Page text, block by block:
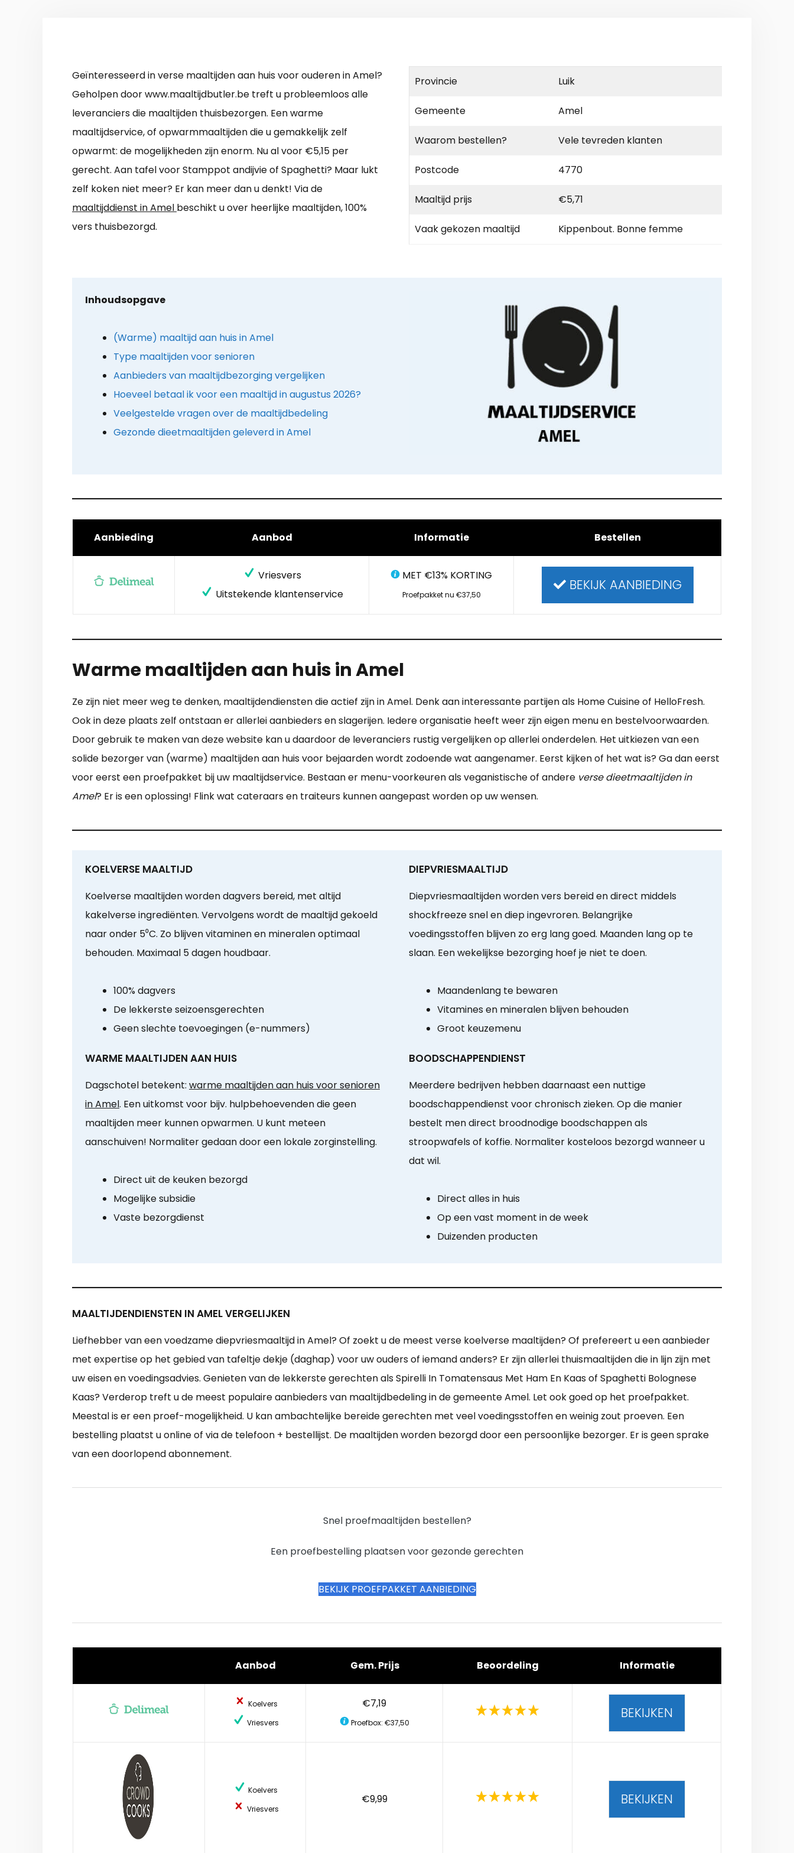
Geïnteresseerd in verse maaltijden aan huis voor ouderen in Amel?
Geholpen door www.maaltijdbutler.be treft u probleemloos alle
leveranciers die maaltijden thuisbezorgen. Een warme
maaltijdservice, of opwarmmaaltijden die u gemakkelijk zelf
opwarmt: de mogelijkheden zijn enorm. Nu al voor €5,15 per
gerecht. Aan tafel voor Stamppot andijvie of Spaghetti? Maar lukt
zelf koken niet meer? Er kan meer dan u denkt! Via de
maaltijddienst in Amel beschikt u over heerlijke maaltijden, 100%
vers thuisbezorgd.
Provincie Luik
Gemeente Amel
Waarom bestellen? Vele tevreden klanten
Postcode 4770
Maaltijd prijs €5,71
Vaak gekozen maaltijd Kippenbout. Bonne femme
Inhoudsopgave
(Warme) maaltijd aan huis in Amel
Type maaltijden voor senioren
Aanbieders van maaltijdbezorging vergelijken
Hoeveel betaal ik voor een maaltijd in augustus 2026?
Veelgestelde vragen over de maaltijdbedeling
Gezonde dieetmaaltijden geleverd in Amel
Aanbieding Aanbod Informatie Bestellen
Vriesvers
Uitstekende klantenservice
MET €13% KORTING
Proefpakket nu €37,50
BEKIJK AANBIEDING
Warme maaltijden aan huis in Amel
Ze zijn niet meer weg te denken, maaltijdendiensten die actief zijn in Amel. Denk aan interessante partijen als Home Cuisine of HelloFresh.
Ook in deze plaats zelf ontstaan er allerlei aanbieders en slagerijen. Iedere organisatie heeft weer zijn eigen menu en bestelvoorwaarden.
Door gebruik te maken van deze website kan u daardoor de leveranciers rustig vergelijken op allerlei onderdelen. Het uitkiezen van een
solide bezorger van (warme) maaltijden aan huis voor bejaarden wordt zodoende wat aangenamer. Eerst kijken of het wat is? Ga dan eerst
voor eerst een proefpakket bij uw maaltijdservice. Bestaan er menu-voorkeuren als veganistische of andere verse dieetmaaltijden in
Amel? Er is een oplossing! Flink wat cateraars en traiteurs kunnen aangepast worden op uw wensen.
KOELVERSE MAALTIJD
Koelverse maaltijden worden dagvers bereid, met altijd
kakelverse ingrediënten. Vervolgens wordt de maaltijd gekoeld
naar onder 5⁰C. Zo blijven vitaminen en mineralen optimaal
behouden. Maximaal 5 dagen houdbaar.
100% dagvers
De lekkerste seizoensgerechten
Geen slechte toevoegingen (e-nummers)
DIEPVRIESMAALTIJD
Diepvriesmaaltijden worden vers bereid en direct middels
shockfreeze snel en diep ingevroren. Belangrijke
voedingsstoffen blijven zo erg lang goed. Maanden lang op te
slaan. Een wekelijkse bezorging hoef je niet te doen.
Maandenlang te bewaren
Vitamines en mineralen blijven behouden
Groot keuzemenu
WARME MAALTIJDEN AAN HUIS
Dagschotel betekent: warme maaltijden aan huis voor senioren
in Amel. Een uitkomst voor bijv. hulpbehoevenden die geen
maaltijden meer kunnen opwarmen. U kunt meteen
aanschuiven! Normaliter gedaan door een lokale zorginstelling.
Direct uit de keuken bezorgd
Mogelijke subsidie
Vaste bezorgdienst
BOODSCHAPPENDIENST
Meerdere bedrijven hebben daarnaast een nuttige
boodschappendienst voor chronisch zieken. Op die manier
bestelt men direct broodnodige boodschappen als
stroopwafels of koffie. Normaliter kosteloos bezorgd wanneer u
dat wil.
Direct alles in huis
Op een vast moment in de week
Duizenden producten
MAALTIJDENDIENSTEN IN AMEL VERGELIJKEN
Liefhebber van een voedzame diepvriesmaaltijd in Amel? Of zoekt u de meest verse koelverse maaltijden? Of prefereert u een aanbieder
met expertise op het gebied van tafeltje dekje (daghap) voor uw ouders of iemand anders? Er zijn allerlei thuismaaltijden die in lijn zijn met
uw eisen en voedingsadvies. Genieten van de lekkerste gerechten als Spirelli In Tomatensaus Met Ham En Kaas of Spaghetti Bolognese
Kaas? Verderop treft u de meest populaire aanbieders van maaltijdbedeling in de gemeente Amel. Let ook goed op het proefpakket.
Meestal is er een proef-mogelijkheid. U kan ambachtelijke bereide gerechten met veel voedingsstoffen en weinig zout proeven. Een
bestelling plaatst u online of via de telefoon + bestellijst. De maaltijden worden bezorgd door een persoonlijke bezorger. Er is geen sprake
van een doorlopend abonnement.
Snel proefmaaltijden bestellen?
Een proefbestelling plaatsen voor gezonde gerechten
BEKIJK PROEFPAKKET AANBIEDING
Aanbod Gem. Prijs Beoordeling Informatie
Koelvers
Vriesvers
€7,19
Proefbox: €37,50
BEKIJKEN
Koelvers
Vriesvers
€9,99 BEKIJKEN